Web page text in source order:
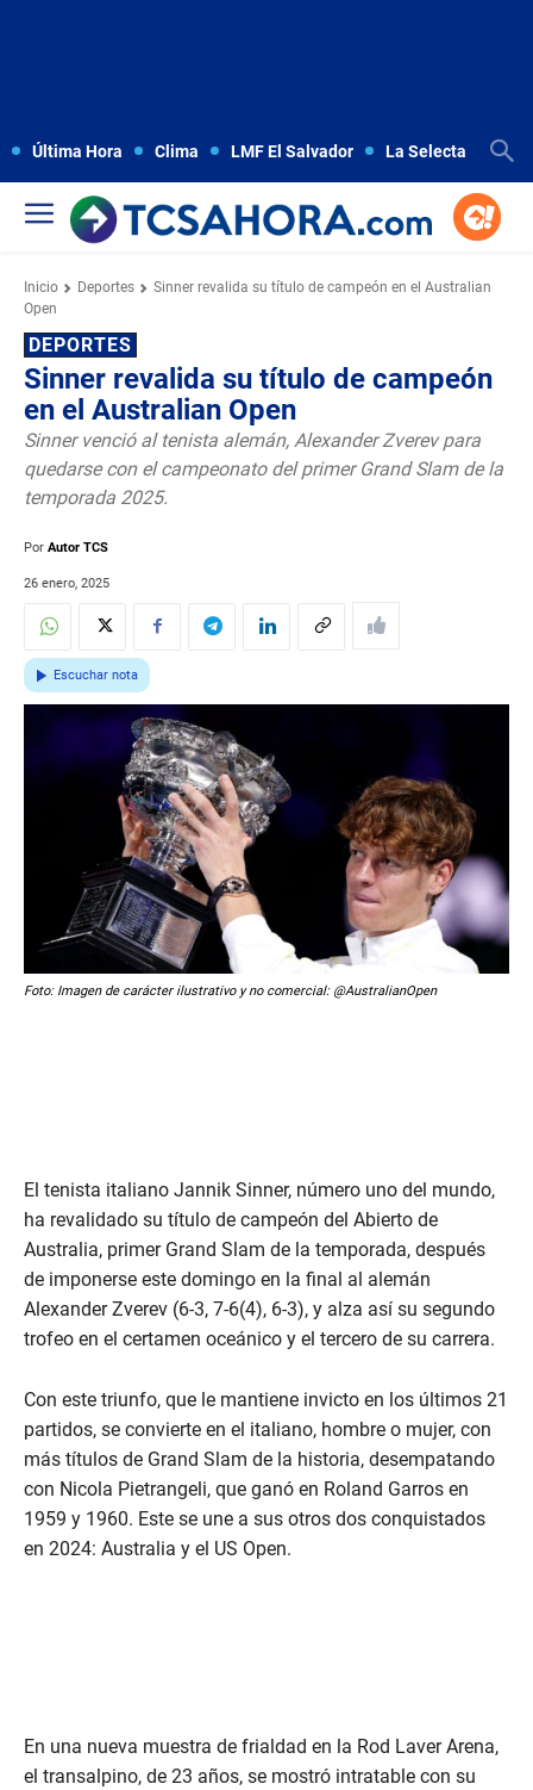
Última Hora Clima LMF El Salvador La Selecta
Inicio Deportes
Sinner revalida su título de campeón en el Australian
Open
DEPORTES
Sinner revalida su título de campeón
en el Australian Open
Sinner venció al tenista alemán, Alexander Zverev para
quedarse con el campeonato del primer Grand Slam de la
temporada 2025.
Por Autor TCS
26 enero, 2025
Escuchar nota
Foto: Imagen de carácter ilustrativo y no comercial: @AustralianOpen
El tenista italiano Jannik Sinner, número uno del mundo,
ha revalidado su título de campeón del Abierto de
Australia, primer Grand Slam de la temporada, después
de imponerse este domingo en la final al alemán
Alexander Zverev (6-3, 7-6(4), 6-3), y alza así su segundo
trofeo en el certamen oceánico y el tercero de su carrera.
Con este triunfo, que le mantiene invicto en los últimos 21
partidos, se convierte en el italiano, hombre o mujer, con
más títulos de Grand Slam de la historia, desempatando
con Nicola Pietrangeli, que ganó en Roland Garros en
1959 y 1960. Este se une a sus otros dos conquistados
en 2024: Australia y el US Open.
En una nueva muestra de frialdad en la Rod Laver Arena,
el transalpino, de 23 años, se mostró intratable con su